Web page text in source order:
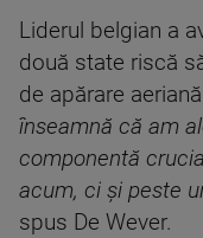
Liderul belgian a
două state riscă
de apărare
înseamnă că am
componentă
acum, ci și peste
spus De Wever.